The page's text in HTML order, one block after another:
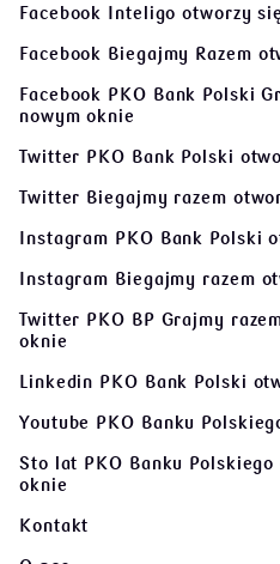
Facebook Inteligo otworzy
Facebook Biegajmy Razem
Facebook PKO Bank Polski
nowym oknie
Twitter PKO Bank Polski
Twitter Biegajmy razem
Instagram PKO Bank Polski
Instagram Biegajmy razem
Twitter PKO BP Grajmy
oknie
Linkedin PKO Bank Polski
Youtube PKO Banku
Sto lat PKO Banku Polskiego
oknie
Kontakt